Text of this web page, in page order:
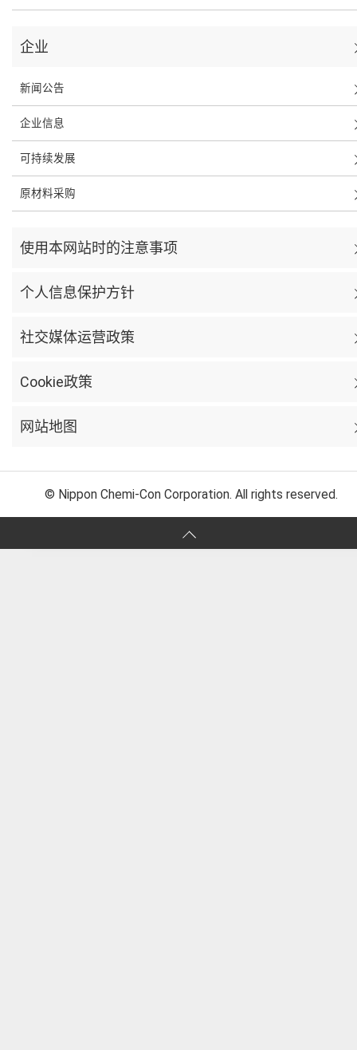
企业
新闻公告
企业信息
可持续发展
原材料采购
使用本网站时的注意事项
个人信息保护方针
社交媒体运营政策
Cookie政策
网站地图
© Nippon Chemi-Con Corporation. All rights reserved.